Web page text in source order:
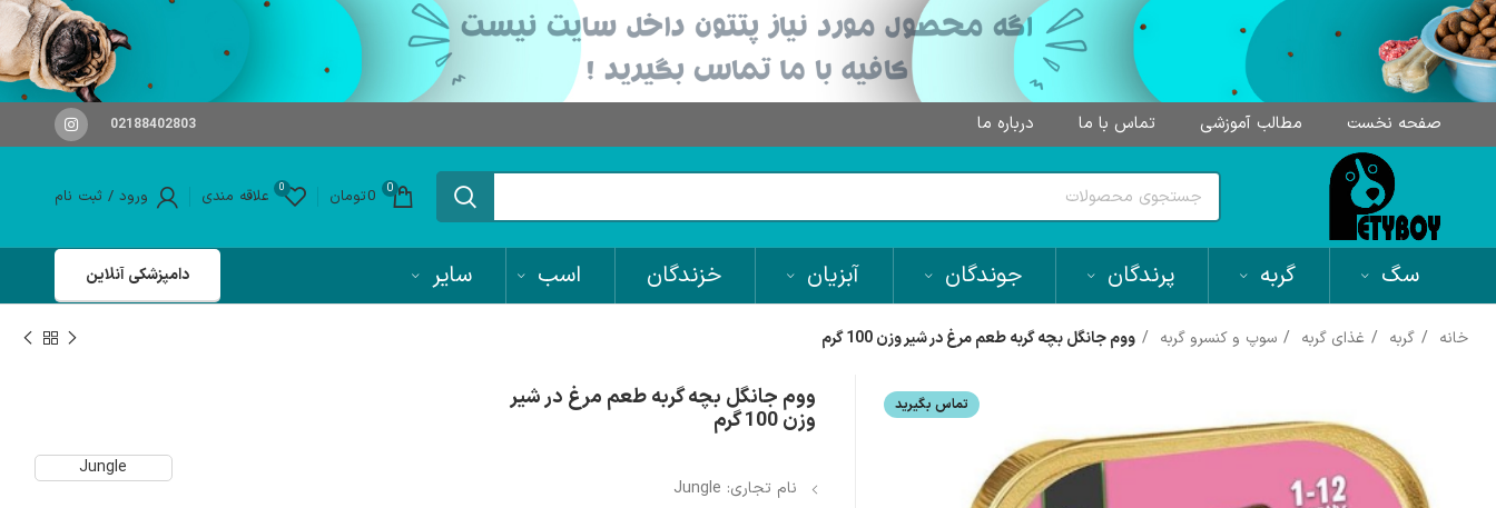
صفحه نخست مطالب آموزشی تماس با ما درباره ما 02188402803
0
0تومان 0 علاقه مندی ورود / ثبت نام
سگ گربه پرندگان جوندگان آبزیان خزندگان اسب سایر دامپزشکی آنلاین
خانه گربه غذای گربه سوپ و کنسرو گربه ووم جانگل بچه گربه طعم مرغ در شیر وزن 100 گرم
تماس بگیرید ووم جانگل بچه گربه طعم مرغ در شیر
وزن 100 گرم
نام تجاری: Jungle
Jungle